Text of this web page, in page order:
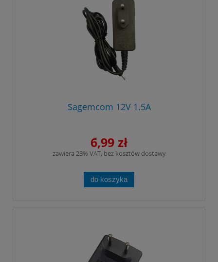
Sagemcom 12V 1.5A
6,99 zł
zawiera 23% VAT, bez kosztów dostawy
do koszyka